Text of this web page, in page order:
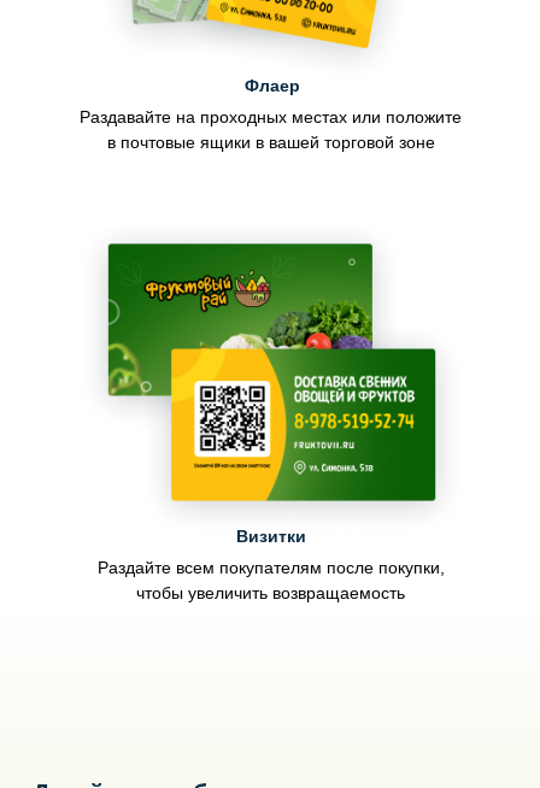
Флаер
Раздавайте на проходных местах или положите
в почтовые ящики в вашей торговой зоне
Визитки
Раздайте всем покупателям после покупки,
чтобы увеличить возвращаемость